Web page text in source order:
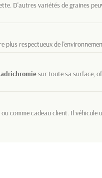
D'autres variétés de graines
plus respectueux de
sur toute sa surface,
comme cadeau client. Il véhicule